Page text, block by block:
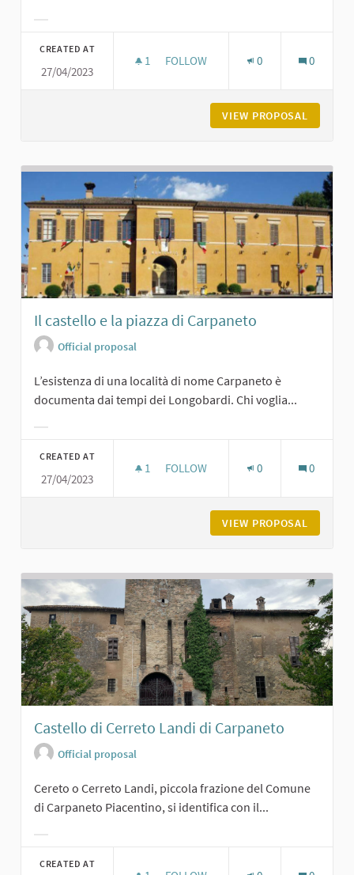
CREATED AT
27/04/2023
1 1 FOLLOWER
FOLLOW 0 0
VIEW PROPOSAL
Il castello e la piazza di Carpaneto
Official proposal
L’esistenza di una località di nome Carpaneto è
documenta dai tempi dei Longobardi. Chi voglia...
CREATED AT
27/04/2023
1 1 FOLLOWER
FOLLOW 0 0
VIEW PROPOSAL
Castello di Cerreto Landi di Carpaneto
Official proposal
Cereto o Cerreto Landi, piccola frazione del Comune
di Carpaneto Piacentino, si identifica con il...
CREATED AT